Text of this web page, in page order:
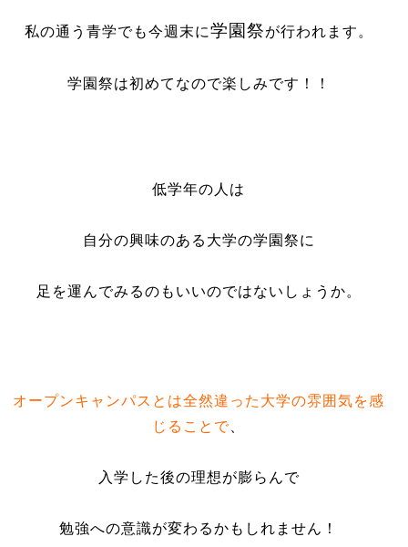
私の通う青学でも今週末に学園祭が行われます。
学園祭は初めてなので楽しみです！！
低学年の人は
自分の興味のある大学の学園祭に
足を運んでみるのもいいのではないしょうか。
オープンキャンパスとは全然違った大学の雰囲気を感
じることで
入学した後の理想が膨らんで
勉強への意識が変わるかもしれません！